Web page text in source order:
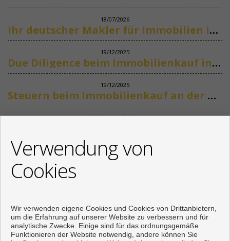
18/07/2026
Ihr deutscher Makler für Immobilien in Marbella
19/12/2025
Due Diligence beim Immobilienkauf in Spanien
19/12/2025
Steuern beim Immobilienkauf an der Costa del Sol
Siehe mehr
+34 622318266
info@mikenaumannimmobilien.com
Von Montag bis Freitag : 10:00 - 18:00
Verwendung von
Cookies
Wir verwenden eigene Cookies und Cookies von Drittanbietern,
um die Erfahrung auf unserer Website zu verbessern und für
analytische Zwecke. Einige sind für das ordnungsgemäße
Funktionieren der Website notwendig, andere können Sie